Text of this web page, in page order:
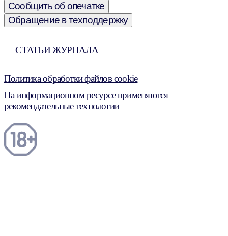
Сообщить об опечатке
Обращение в техподдержку
СТАТЬИ ЖУРНАЛА
Политика обработки файлов cookie
На информационном ресурсе применяются
рекомендательные технологии